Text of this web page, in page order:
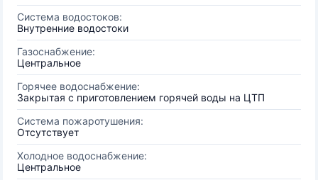
Система водостоков:
Внутренние водостоки
Газоснабжение:
Центральное
Горячее водоснабжение:
Закрытая с приготовлением горячей воды на ЦТП
Система пожаротушения:
Отсутствует
Холодное водоснабжение:
Центральное